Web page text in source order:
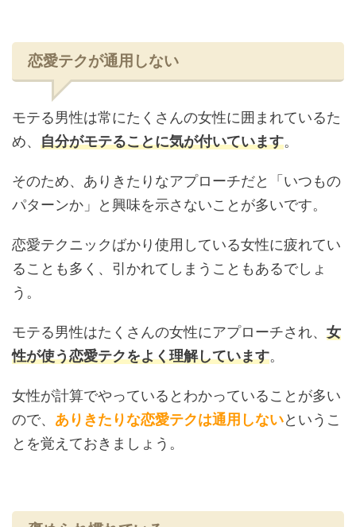
恋愛テクが通用しない
モテる男性は常にたくさんの女性に囲まれているた
め、 自分がモテることに気が付いています。
そのため、ありきたりなアプローチだと「いつもの
パターンか」と興味を示さないことが多いです。
恋愛テクニックばかり使用している女性に疲れてい
ることも多く、引かれてしまうこともあるでしょ
う。
モテる男性はたくさんの女性にアプローチされ、 女
性が使う恋愛テクをよく理解しています。
女性が計算でやっているとわかっていることが多い
ので、 ありきたりな恋愛テクは通用しないというこ
とを覚えておきましょう。